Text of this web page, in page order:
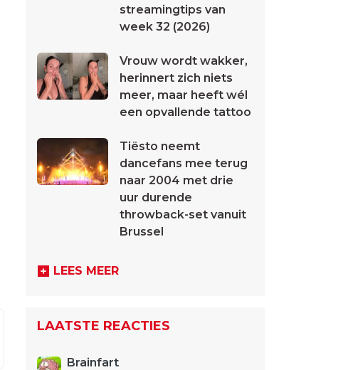
streamingtips van
week 32 (2026)
Vrouw wordt wakker,
herinnert zich niets
meer, maar heeft wél
een opvallende tattoo
Tiësto neemt
dancefans mee terug
naar 2004 met drie
uur durende
throwback-set vanuit
Brussel
LEES MEER
LAATSTE REACTIES
Brainfart